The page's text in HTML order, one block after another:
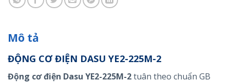
Mô tả
ĐỘNG CƠ ĐIỆN DASU YE2-225M-2
Động cơ điện Dasu YE2-225M-2tuân theo chuẩn GB